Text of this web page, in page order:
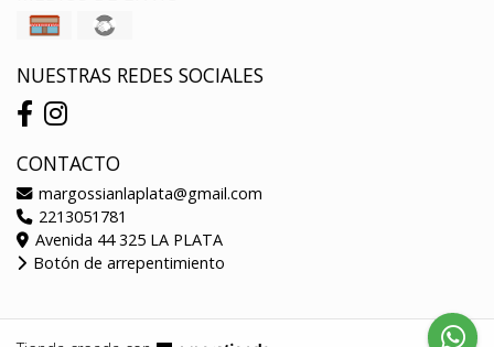
NUESTRAS REDES SOCIALES
CONTACTO
margossianlaplata@gmail.com
2213051781
Avenida 44 325 LA PLATA
Botón de arrepentimiento